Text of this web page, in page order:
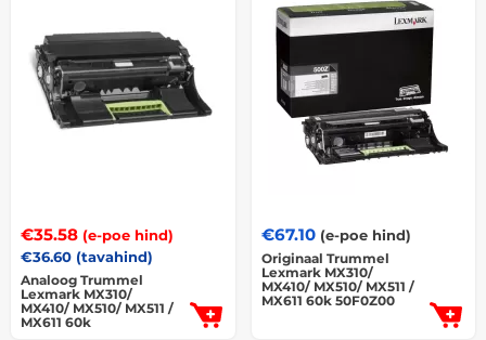
€35.58 (e-poe hind)
€36.60 (tavahind)
Analoog Trummel
Lexmark MX310/
MX410/ MX510/ MX511 /
MX611 60k
€67.10 (e-poe hind)
Originaal Trummel
Lexmark MX310/
MX410/ MX510/ MX511 /
MX611 60k 50F0Z00